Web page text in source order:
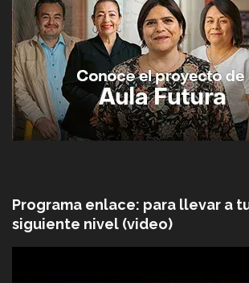
Programa enlace: para llevar a
siguiente nivel (video)